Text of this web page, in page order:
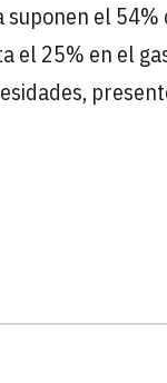
suponen el 54%
el 25% en el